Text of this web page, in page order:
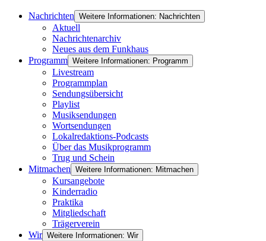
Nachrichten Weitere Informationen: Nachrichten
Aktuell
Nachrichtenarchiv
Neues aus dem Funkhaus
Programm Weitere Informationen: Programm
Livestream
Programmplan
Sendungsübersicht
Playlist
Musiksendungen
Wortsendungen
Lokalredaktions-Podcasts
Über das Musikprogramm
Trug und Schein
Mitmachen Weitere Informationen: Mitmachen
Kursangebote
Kinderradio
Praktika
Mitgliedschaft
Trägerverein
Wir Weitere Informationen: Wir